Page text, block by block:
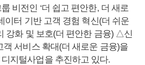
비전인 ‘더 쉽고 편안한, 더 새로
이터 기반 고객 경험 혁신(더 쉬운
강화 및 보호(더 편안한 금융) △신
객 서비스 확대(더 새로운 금융)을
지털사업을 추진하고 있다.